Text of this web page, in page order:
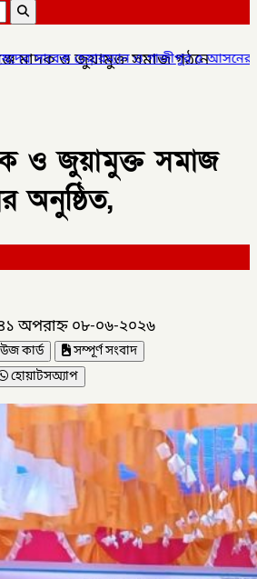
গাজীপুর ৫ আসনের সাবেক সংসদ সদস্য
মাদক ও জুয়ামুক্ত সমাজ গঠনে
ও জুয়ামুক্ত সমাজ
অনুষ্ঠিত,
অপরাহ্ন ০৮-০৬-২০২৬
কার্ড
সম্পূর্ণ সংবাদ
হোয়াটসঅ্যাপ